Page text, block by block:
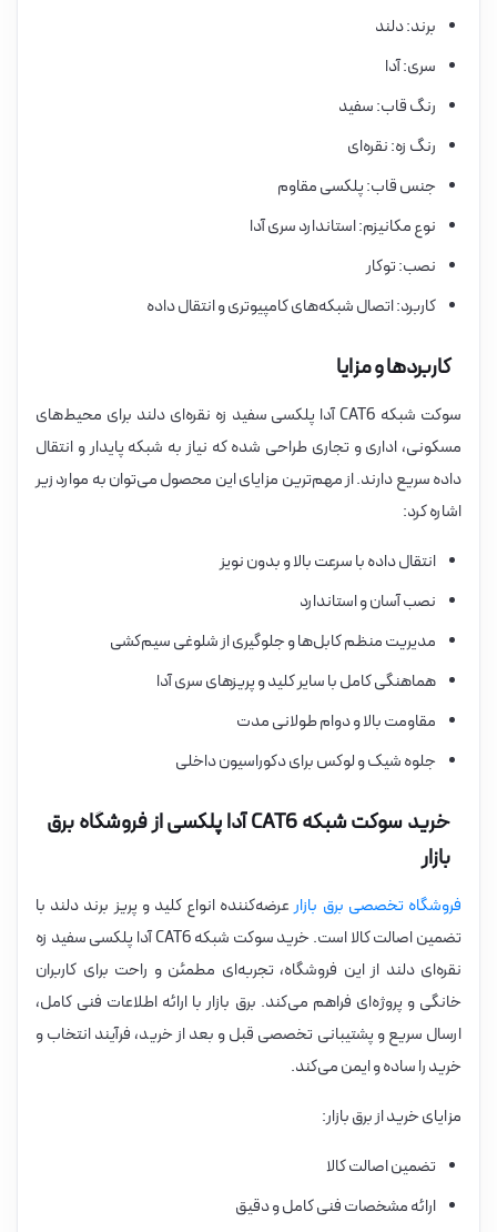
برند: دلند
سری: آدا
رنگ قاب: سفید
رنگ زه: نقره‌ای
جنس قاب: پلکسی مقاوم
نوع مکانیزم: استاندارد سری آدا
نصب: توکار
کاربرد: اتصال شبکه‌های کامپیوتری و انتقال داده
کاربردها و مزایا
سوکت شبکه CAT6 آدا پلکسی سفید زه نقره‌ای دلند برای محیط‌های
مسکونی، اداری و تجاری طراحی شده که نیاز به شبکه پایدار و انتقال
داده سریع دارند. از مهم‌ترین مزایای این محصول می‌توان به موارد زیر
اشاره کرد:
انتقال داده با سرعت بالا و بدون نویز
نصب آسان و استاندارد
مدیریت منظم کابل‌ها و جلوگیری از شلوغی سیم‌کشی
هماهنگی کامل با سایر کلید و پریزهای سری آدا
مقاومت بالا و دوام طولانی مدت
جلوه شیک و لوکس برای دکوراسیون داخلی
خرید سوکت شبکه CAT6 آدا پلکسی از فروشگاه برق
بازار
فروشگاه تخصصی برق بازارعرضه‌کننده انواع کلید و پریز برند دلند با
تضمین اصالت کالا است. خرید سوکت شبکه CAT6 آدا پلکسی سفید زه
نقره‌ای دلند از این فروشگاه، تجربه‌ای مطمئن و راحت برای کاربران
خانگی و پروژه‌ای فراهم می‌کند. برق بازار با ارائه اطلاعات فنی کامل،
ارسال سریع و پشتیبانی تخصصی قبل و بعد از خرید، فرآیند انتخاب و
خرید را ساده و ایمن می‌کند.
مزایای خرید از برق بازار:
تضمین اصالت کالا
ارائه مشخصات فنی کامل و دقیق